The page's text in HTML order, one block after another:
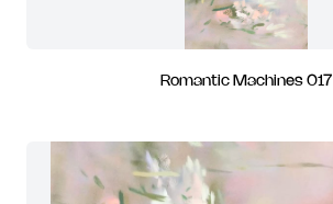
Romantic Machines 017